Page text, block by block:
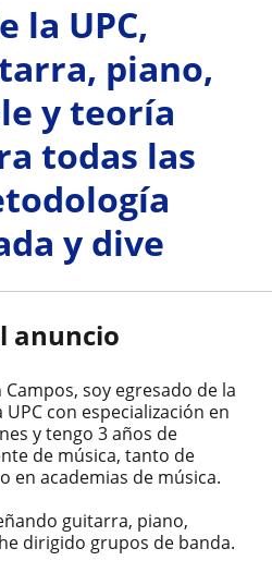
la UPC,
piano,
y teoría
todas las
y dive
anuncio
soy egresado de la
con especialización en
y tengo 3 años de
de música, tanto de
en academias de música.
guitarra, piano,
dirigido grupos de banda.